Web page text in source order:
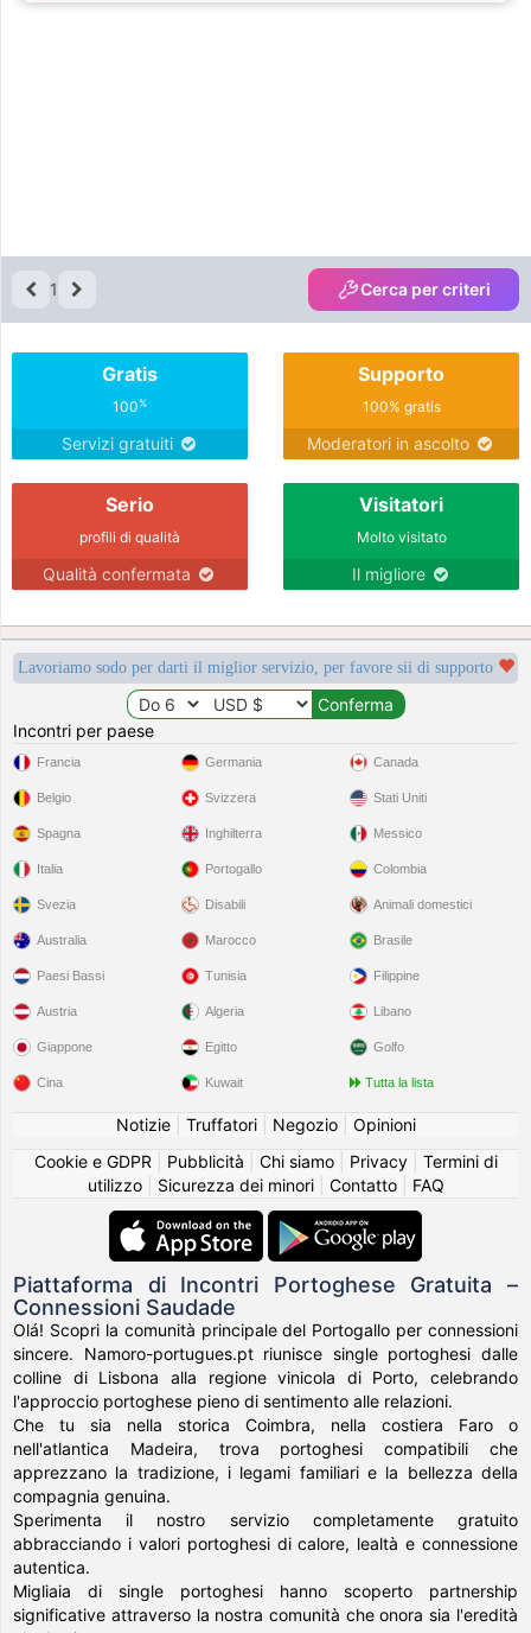
1 Cerca per criteri
Gratis
100%
Servizi gratuiti
Supporto
100% gratis
Moderatori in ascolto
Serio
profili di qualità
Qualità confermata
Visitatori
Molto visitato
Il migliore
Lavoriamo sodo per darti il miglior servizio, per favore sii di supporto
Incontri per paese
Francia
Belgio
Spagna
Italia
Svezia
Germania
Svizzera
Inghilterra
Portogallo
Disabili
Canada
Stati Uniti
Messico
Colombia
Animali domestici
Australia
Paesi Bassi
Austria
Giappone
Cina
Marocco
Tunisia
Algeria
Egitto
Kuwait
Brasile
Filippine
Libano
Golfo
Tutta la lista
Notizie| Truffatori| Negozio| Opinioni
Cookie e GDPR
Pubblicità Chi siamo| Privacy| Termini di
utilizzo| Sicurezza dei minori| Contatto| FAQ
Piattaforma di Incontri Portoghese Gratuita –
Connessioni Saudade
Olá! Scopri la comunità principale del Portogallo per connessioni
sincere. Namoro-portugues.pt riunisce single portoghesi dalle
colline di Lisbona alla regione vinicola di Porto, celebrando
l'approccio portoghese pieno di sentimento alle relazioni.
Che tu sia nella storica Coimbra, nella costiera Faro o
nell'atlantica Madeira, trova portoghesi compatibili che
apprezzano la tradizione, i legami familiari e la bellezza della
compagnia genuina.
Sperimenta il nostro servizio completamente gratuito
abbracciando i valori portoghesi di calore, lealtà e connessione
autentica.
Migliaia di single portoghesi hanno scoperto partnership
significative attraverso la nostra comunità che onora sia l'eredità